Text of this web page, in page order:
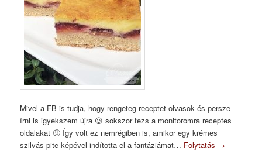
Mivel a FB is tudja, hogy rengeteg receptet olvasok és persze
írni is igyekszem újra 😉 sokszor tezs a monitoromra receptes
oldalakat 🙂 Így volt ez nemrégiben is, amikor egy krémes
szilvás pite képével indította el a fantáziámat… Folytatás →